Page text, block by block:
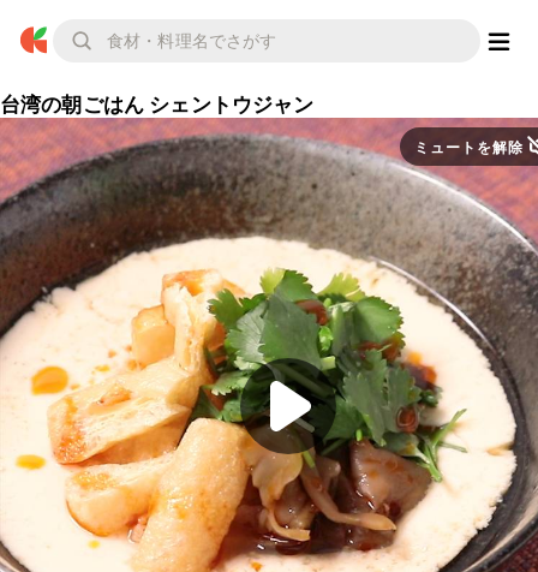
台湾の朝ごはん シェントウジャン
ミュートを解除